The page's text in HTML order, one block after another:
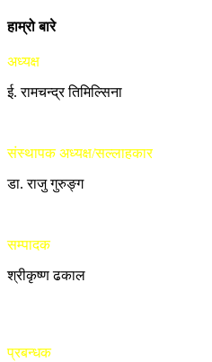
हाम्रो बारे
अध्यक्ष
ई. रामचन्द्र तिमिल्सिना
संस्थापक अध्यक्ष/सल्लाहकार
डा. राजु गुरुङ्ग
सम्पादक
श्रीकृष्ण ढकाल
प्रबन्धक